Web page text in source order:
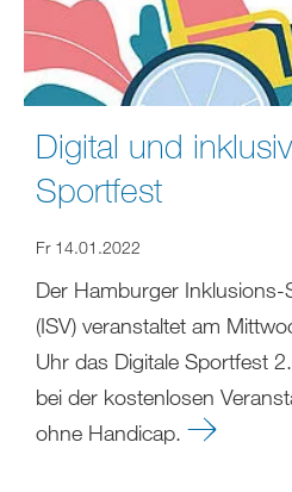
Digital und
Sportfest
Fr 14.01.2022
Der Hamburger
(ISV) veranstaltet am
Uhr das Digitale Sportfest
bei der kostenlosen
ohne Handicap.